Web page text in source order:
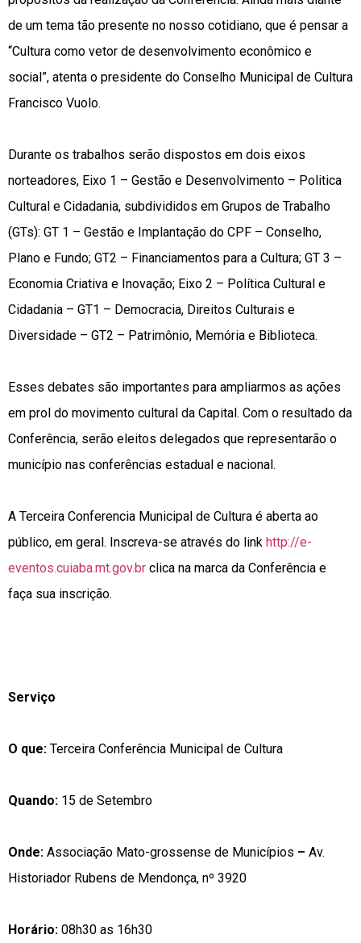
de um tema tão presente no nosso cotidiano, que é pensar a
“Cultura como vetor de desenvolvimento econômico e
social”, atenta o presidente do Conselho Municipal de Cultura
Francisco Vuolo.
Durante os trabalhos serão dispostos em dois eixos
norteadores, Eixo 1 – Gestão e Desenvolvimento – Politica
Cultural e Cidadania, subdivididos em Grupos de Trabalho
(GTs): GT 1 – Gestão e Implantação do CPF – Conselho,
Plano e Fundo; GT2 – Financiamentos para a Cultura; GT 3 –
Economia Criativa e Inovação; Eixo 2 – Política Cultural e
Cidadania – GT1 – Democracia, Direitos Culturais e
Diversidade – GT2 – Patrimônio, Memória e Biblioteca.
Esses debates são importantes para ampliarmos as ações
em prol do movimento cultural da Capital. Com o resultado da
Conferência, serão eleitos delegados que representarão o
município nas conferências estadual e nacional.
A Terceira Conferencia Municipal de Cultura é aberta ao
público, em geral. Inscreva-se através do link http://e-
eventos.cuiaba.mt.gov.br clica na marca da Conferência e
faça sua inscrição.
Serviço
O que: Terceira Conferência Municipal de Cultura
Quando: 15 de Setembro
Onde: Associação Mato-grossense de Municípios – Av.
Historiador Rubens de Mendonça, nº 3920
Horário: 08h30 as 16h30